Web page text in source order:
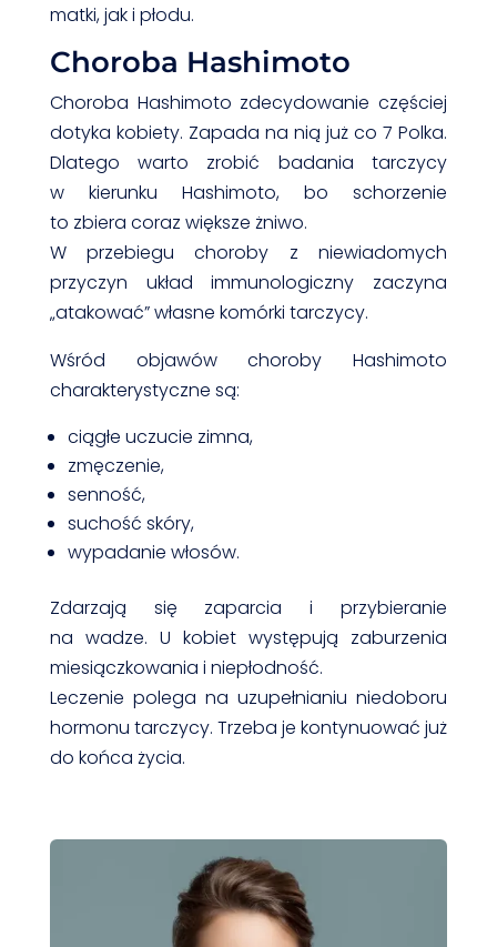
matki, jak i płodu.
Choroba Hashimoto
Choroba Hashimoto zdecydowanie częściej
dotyka kobiety. Zapada na nią już co 7 Polka.
Dlatego warto zrobić badania tarczycy
w kierunku Hashimoto, bo schorzenie
to zbiera coraz większe żniwo.
W przebiegu choroby z niewiadomych
przyczyn układ immunologiczny zaczyna
„atakować” własne komórki tarczycy.
Wśród objawów choroby Hashimoto
charakterystyczne są:
ciągłe uczucie zimna,
zmęczenie,
senność,
suchość skóry,
wypadanie włosów.
Zdarzają się zaparcia i przybieranie
na wadze. U kobiet występują zaburzenia
miesiączkowania i niepłodność.
Leczenie polega na uzupełnianiu niedoboru
hormonu tarczycy. Trzeba je kontynuować już
do końca życia.